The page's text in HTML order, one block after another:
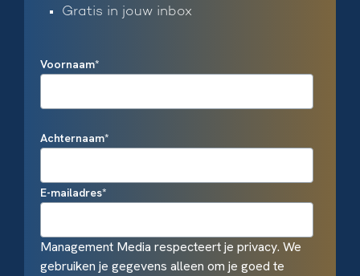
Gratis in jouw inbox
Voornaam*
Achternaam*
E-mailadres*
Management Media respecteert je privacy. We
gebruiken je gegevens alleen om je goed te